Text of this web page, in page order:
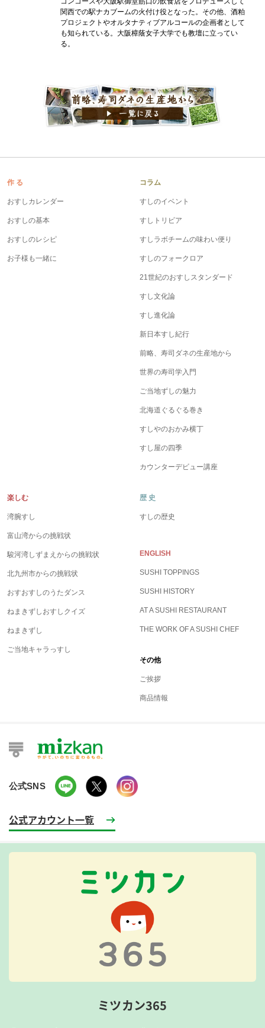
関西での駅ナカブームの火付け役となった。その他、酒粕
プロジェクトやオルタナティブアルコールの企画者として
も知られている。大阪樟蔭女子大学でも教壇に立ってい
る。
作 る
おすしカレンダー
おすしの基本
おすしのレシピ
お子様も一緒に
コラム
すしのイベント
すしトリビア
すしラボチームの味わい便り
すしのフォークロア
21世紀のおすしスタンダード
すし文化論
すし進化論
新日本すし紀行
前略、寿司ダネの生産地から
世界の寿司学入門
ご当地ずしの魅力
北海道ぐるぐる巻き
すしやのおかみ横丁
すし屋の四季
カウンターデビュー講座
楽しむ
湾腕すし
富山湾からの挑戦状
駿河湾しずまえからの挑戦状
北九州市からの挑戦状
おすおすしのうたダンス
ねまきずしおすしクイズ
ねまきずし
ご当地キャラっすし
歴 史
すしの歴史
ENGLISH
SUSHI TOPPINGS
SUSHI HISTORY
AT A SUSHI RESTAURANT
THE WORK OF A SUSHI CHEF
その他
ご挨拶
商品情報
公式SNS
公式アカウント一覧
ミツカン365